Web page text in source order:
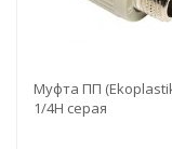
Муфта ПП
1/4Н серая